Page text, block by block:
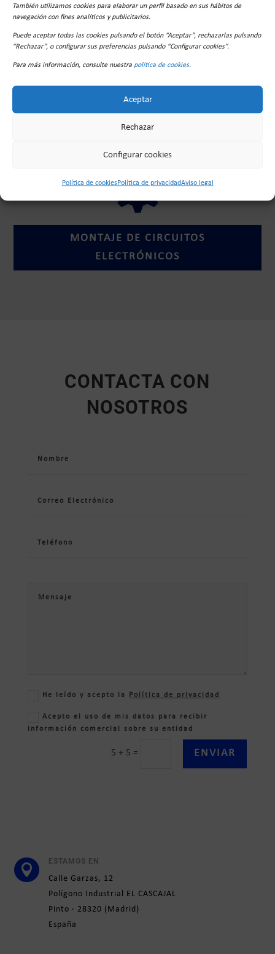
También utilizamos cookies para elaborar un perfil basado en sus hábitos de
navegación con fines analíticos y publicitarios.
Puede aceptar todas las cookies pulsando el botón “Aceptar”, rechazarlas pulsando
“Rechazar”, o configurar sus preferencias pulsando “Configurar cookies”.
Para más información, consulte nuestra política de cookies.
Aceptar
Rechazar
Configurar cookies
Política de cookiesPolítica de privacidadAviso legal

FABRICACIÓN CIRCUITOS IMPRESOS

MONTAJE DE CIRCUITOS
ELECTRÓNICOS
CONTACTA CON
NOSOTROS
He leído y acepto la Política de privacidad
Acepto el uso de mis datos para recibir
información comercial sobre su entidad
5 + 5 = ENVIAR

ESTAMOS EN
Calle Garzas, 12
Polígono Industrial EL CASCAJAL
Pinto · 28320 ( Madrid)
España